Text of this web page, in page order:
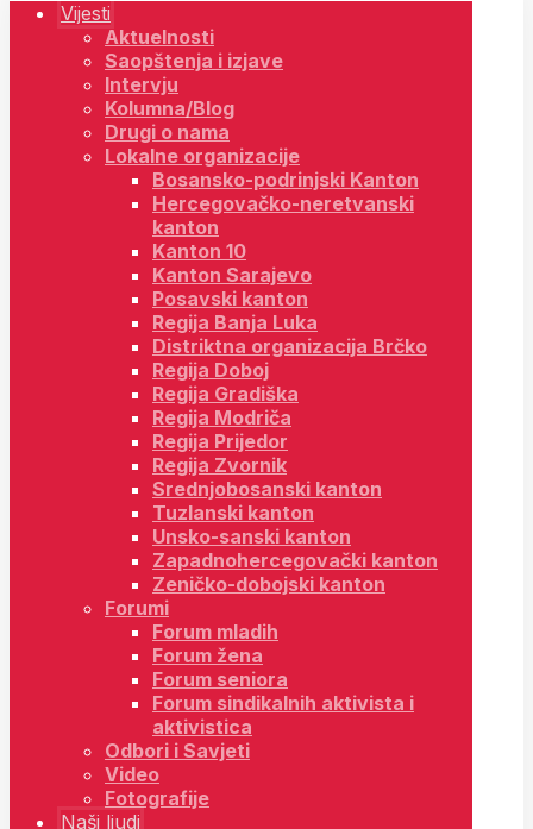
Vijesti
Aktuelnosti
Saopštenja i izjave
Intervju
Kolumna/Blog
Drugi o nama
Lokalne organizacije
Bosansko-podrinjski Kanton
Hercegovačko-neretvanski
kanton
Kanton 10
Kanton Sarajevo
Posavski kanton
Regija Banja Luka
Distriktna organizacija Brčko
Regija Doboj
Regija Gradiška
Regija Modriča
Regija Prijedor
Regija Zvornik
Srednjobosanski kanton
Tuzlanski kanton
Unsko-sanski kanton
Zapadnohercegovački kanton
Zeničko-dobojski kanton
Forumi
Forum mladih
Forum žena
Forum seniora
Forum sindikalnih aktivista i
aktivistica
Odbori i Savjeti
Video
Fotografije
Naši ljudi